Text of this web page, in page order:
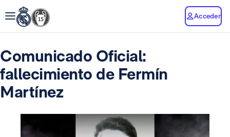
Acceder
Comunicado Oficial:
fallecimiento de Fermín
Martínez